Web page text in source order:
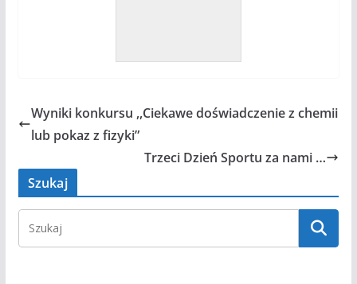
Wyniki konkursu ,,Ciekawe doświadczenie z chemii
lub pokaz z fizyki”
Trzeci Dzień Sportu za nami …
Szukaj